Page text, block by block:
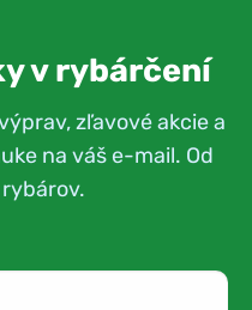
v rybárčení
zľavové akcie a
na váš e-mail. Od